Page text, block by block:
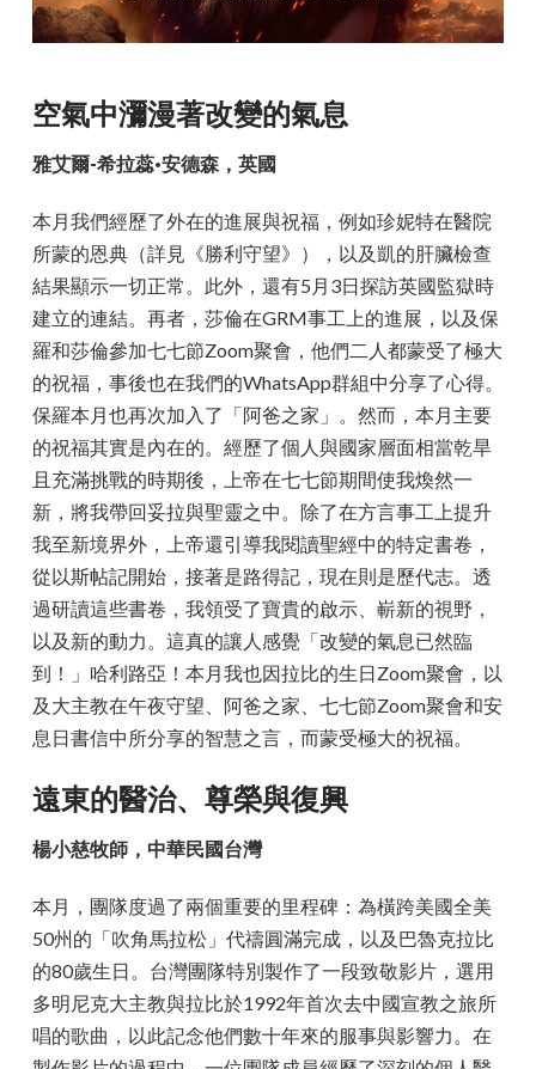
空氣中瀰漫著改變的氣息
雅艾爾-希拉蕊·安德森，英國
本月我們經歷了外在的進展與祝福，例如珍妮特在醫院
所蒙的恩典（詳見《勝利守望》），以及凱的肝臟檢查
結果顯示一切正常。此外，還有5月3日探訪英國監獄時
建立的連結。再者，莎倫在GRM事工上的進展，以及保
羅和莎倫參加七七節Zoom聚會，他們二人都蒙受了極大
的祝福，事後也在我們的WhatsApp群組中分享了心得。
保羅本月也再次加入了「阿爸之家」。然而，本月主要
的祝福其實是內在的。經歷了個人與國家層面相當乾旱
且充滿挑戰的時期後，上帝在七七節期間使我煥然一
新，將我帶回妥拉與聖靈之中。除了在方言事工上提升
我至新境界外，上帝還引導我閱讀聖經中的特定書卷，
從以斯帖記開始，接著是路得記，現在則是歷代志。透
過研讀這些書卷，我領受了寶貴的啟示、嶄新的視野，
以及新的動力。這真的讓人感覺「改變的氣息已然臨
到！」哈利路亞！本月我也因拉比的生日Zoom聚會，以
及大主教在午夜守望、阿爸之家、七七節Zoom聚會和安
息日書信中所分享的智慧之言，而蒙受極大的祝福。
遠東的醫治、尊榮與復興
楊小慈牧師，中華民國台灣
本月，團隊度過了兩個重要的里程碑：為橫跨美國全美
50州的「吹角馬拉松」代禱圓滿完成，以及巴魯克拉比
的80歲生日。台灣團隊特別製作了一段致敬影片，選用
多明尼克大主教與拉比於1992年首次去中國宣教之旅所
唱的歌曲，以此記念他們數十年來的服事與影響力。在